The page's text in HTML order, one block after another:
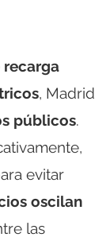
recarga
, Madrid
públicos.
evitar
oscilan
las